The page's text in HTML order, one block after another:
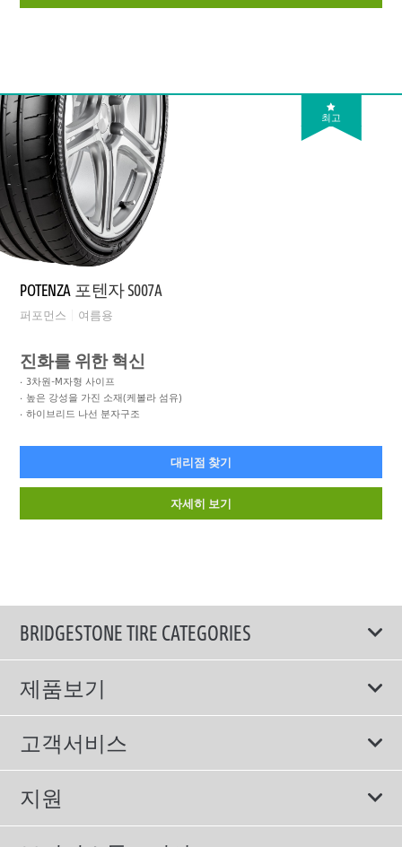
최고
POTENZA 포텐자 S007A
퍼포먼스 여름용
진화를 위한 혁신
3차원-M자형 사이프
높은 강성을 가진 소재(케볼라 섬유)
하이브리드 나선 분자구조
대리점 찾기
자세히 보기
BRIDGESTONE TIRE CATEGORIES
제품보기
모두
스포츠 타이어
컴포트 타이어
고객서비스
보증서비스
에너지소비효율등급제도
지원